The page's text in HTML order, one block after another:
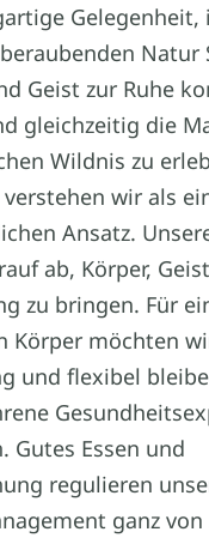
Natur
Geist zur Ruhe
gleichzeitig die
Wildnis zu
wir als
Ansatz.
ab, Körper,
zu bringen. Für
Körper möchten
und flexibel
Gutes Essen und
regulieren
ganz